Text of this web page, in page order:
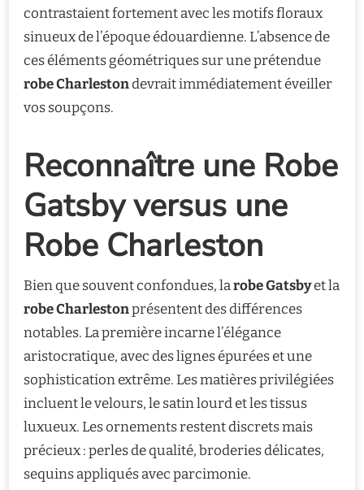
contrastaient fortement avec les motifs floraux
sinueux de l’époque édouardienne. L’absence de
ces éléments géométriques sur une prétendue
robe Charlestondevrait immédiatement éveiller
vos soupçons.
Reconnaître une Robe
Gatsby versus une
Robe Charleston
Bien que souvent confondues, larobe Gatsbyet la
robe Charlestonprésentent des différences
notables. La première incarne l’élégance
aristocratique, avec des lignes épurées et une
sophistication extrême. Les matières privilégiées
incluent le velours, le satin lourd et les tissus
luxueux. Les ornements restent discrets mais
précieux : perles de qualité, broderies délicates,
sequins appliqués avec parcimonie.